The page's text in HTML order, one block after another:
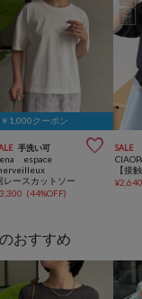
￥1,000クーポン
手洗い可 
espace
レースカットソー
(44%OFF)
SALE
¥
おすすめ